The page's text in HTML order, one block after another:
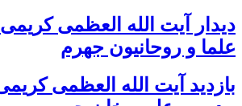
دیدار آیت الله العظمی
علما و روحانیون جهرم
بازدید آیت الله العظمی